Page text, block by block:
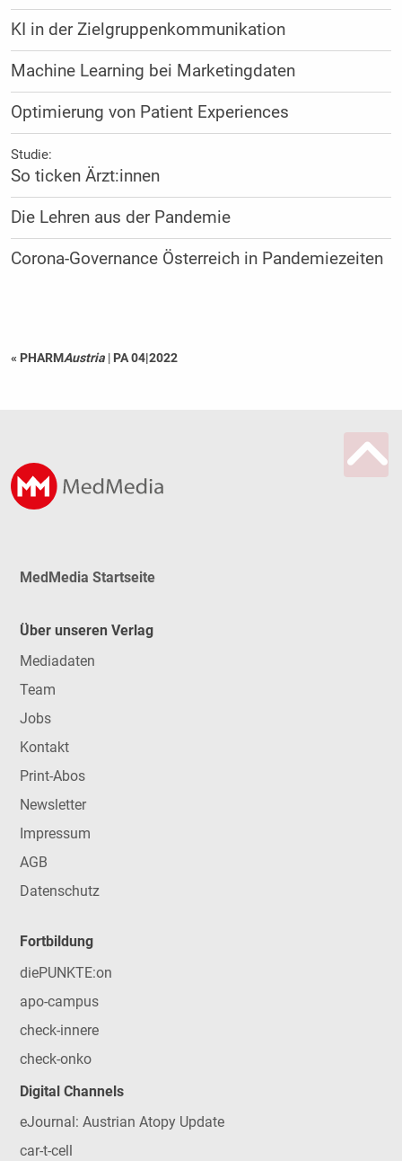
KI in der Zielgruppenkommunikation
Machine Learning bei Marketingdaten
Optimierung von Patient Experiences
Studie:
So ticken Ärzt:innen
Die Lehren aus der Pandemie
Corona-Governance Österreich in Pandemiezeiten
« PHARMAustria | PA 04|2022
MedMedia Startseite
Über unseren Verlag
Mediadaten
Team
Jobs
Kontakt
Print-Abos
Newsletter
Impressum
AGB
Datenschutz
Fortbildung
diePUNKTE:on
apo-campus
check-innere
check-onko
Digital Channels
eJournal: Austrian Atopy Update
car-t-cell